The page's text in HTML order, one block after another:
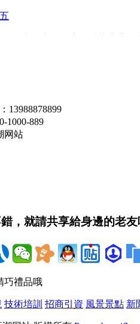
13988878899
1000-889
网站
，就請共享給身邊的老友
巧禮品哦
技術培訓 招商引資 風景景點 新